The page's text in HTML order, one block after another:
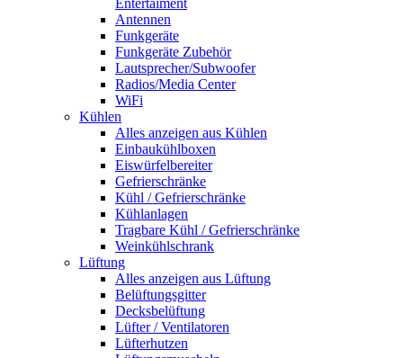
Entertaiment
Antennen
Funkgeräte
Funkgeräte Zubehör
Lautsprecher/Subwoofer
Radios/Media Center
WiFi
Kühlen
Alles anzeigen aus Kühlen
Einbaukühlboxen
Eiswürfelbereiter
Gefrierschränke
Kühl / Gefrierschränke
Kühlanlagen
Tragbare Kühl / Gefrierschränke
Weinkühlschrank
Lüftung
Alles anzeigen aus Lüftung
Belüftungsgitter
Decksbelüftung
Lüfter / Ventilatoren
Lüfterhutzen